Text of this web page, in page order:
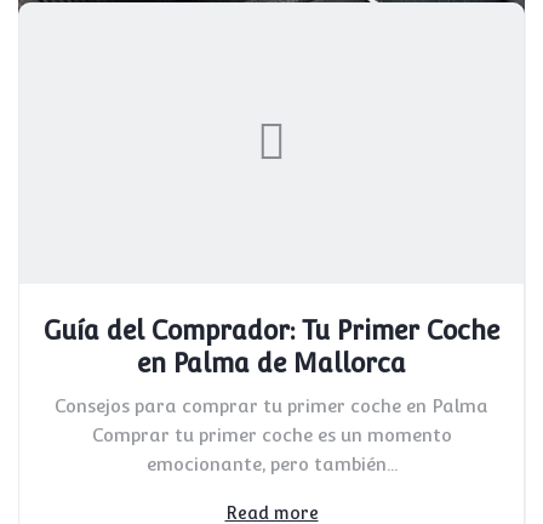
Guía del Comprador: Tu Primer Coche
en Palma de Mallorca
Consejos para comprar tu primer coche en Palma
Comprar tu primer coche es un momento
emocionante, pero también...
Read more